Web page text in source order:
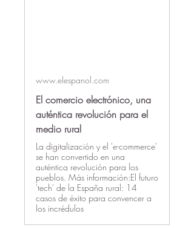
www.elespanol.com
El comercio electrónico, una
auténtica revolución para el
medio rural
La digitalización y el 'e-commerce'
se han convertido en una
auténtica revolución para los
pueblos. Más información:El futuro
'tech' de la España rural: 14
casos de éxito para convencer a
los incrédulos